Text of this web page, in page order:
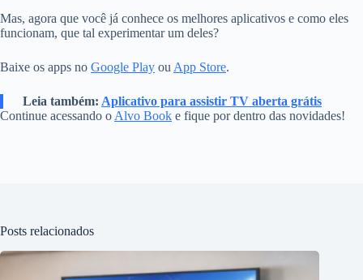
Mas, agora que você já conhece os melhores aplicativos e como eles
funcionam, que tal experimentar um deles?
Baixe os apps no Google Play ou App Store.
Leia também: Aplicativo para assistir TV aberta grátis
Continue acessando o Alvo Book e fique por dentro das novidades!
Posts relacionados